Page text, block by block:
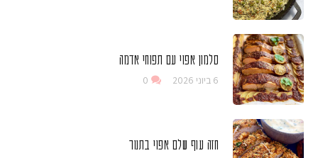
סלמון אפוי עם תפוחי אדמה
6 ביוני 2026 0
חזה עוף שלם אפוי בתנור